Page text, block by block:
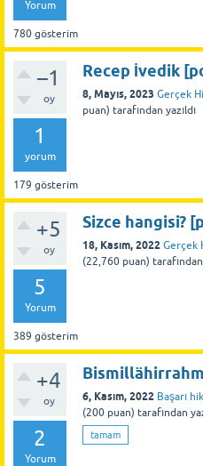
Yorum
780 gösterim
–1
oy
1
yorum
179 gösterim
Recep İvedik
8, Mayıs, 2023 Gerçek
puan) tarafından yazıldı
+5
oy
5
Yorum
389 gösterim
Sizce hangisi?
18, Kasım, 2022 Gerçek
(22,760 puan) tarafından
+4
oy
2
Yorum
6, Kasım, 2022 Başarı
(200 puan) tarafından
tamam